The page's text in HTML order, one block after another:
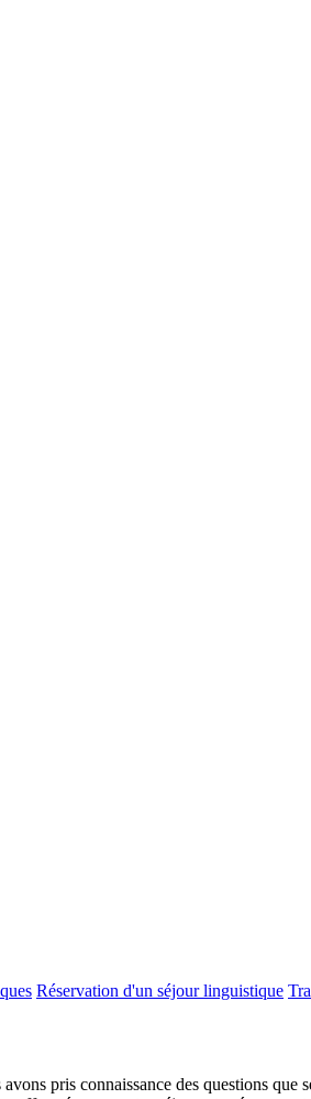
Réservation d'un séjour linguistique
pris connaissance des questions